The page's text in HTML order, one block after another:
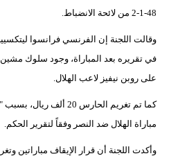
48-1-2 من لائحة الانضباط.
وقالت اللجنة إن الفرنسي فرانسوا
في تقريره بعد المباراة، وجود سلوك
على روبن نيفيز لاعب الهلال.
كما تم تغريم الحارس
مباراة الهلال ضد النصر وفقاً لتقرير الحكم.